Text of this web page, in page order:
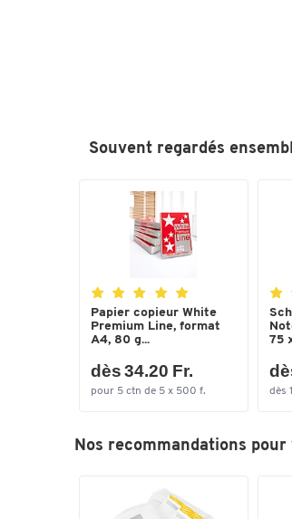
Souvent regardés
Papier copieur White
Premium Line, format
A4, 80 g...
dès 34.20 Fr.
pour 5 ctn de 5 x 500 f.
75
dès
Nos recommandations pour